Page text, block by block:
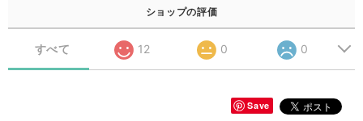
ショップの評価
すべて 12 0 0
Save